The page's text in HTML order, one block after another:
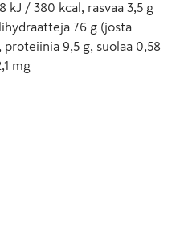
kJ / 380 kcal, rasvaa 3,5 g
76 g (josta
proteiinia 9,5 g, suolaa 0,58
mg